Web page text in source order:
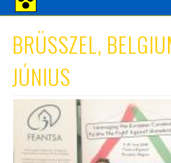
Nagy
kontrasztú
nézet
BRÜSSZEL,
JÚNIUS